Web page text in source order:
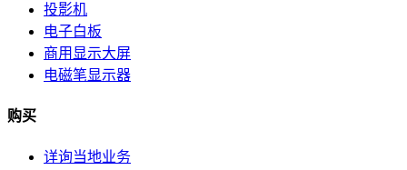
投影机
电子白板
商用显示大屏
电磁笔显示器
购买
详询当地业务